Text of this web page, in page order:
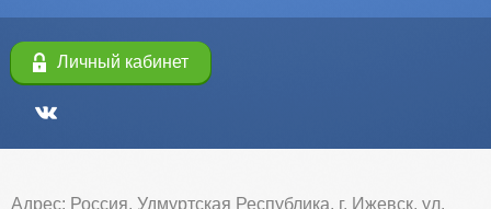
Личный кабинет
Адрес: Россия, Удмуртская Республика, г. Ижевск, ул.